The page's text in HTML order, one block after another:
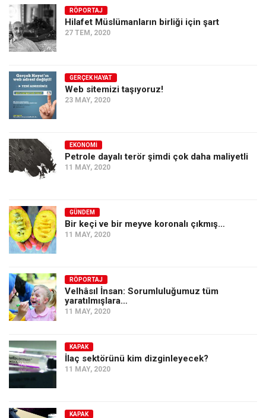
RÖPORTAJ
Hilafet Müslümanların birliği için şart
27 TEM, 2020
GERÇEK HAYAT
Web sitemizi taşıyoruz!
23 MAY, 2020
EKONOMI
Petrole dayalı terör şimdi çok daha maliyetli
11 MAY, 2020
GÜNDEM
Bir keçi ve bir meyve koronalı çıkmış…
11 MAY, 2020
RÖPORTAJ
Velhâsıl İnsan: Sorumluluğumuz tüm
yaratılmışlara…
11 MAY, 2020
KAPAK
İlaç sektörünü kim dizginleyecek?
11 MAY, 2020
KAPAK